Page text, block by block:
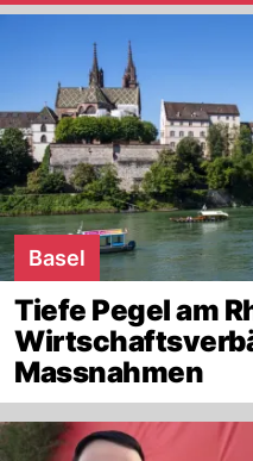
Basel
Tiefe Pegel am
Massnahmen